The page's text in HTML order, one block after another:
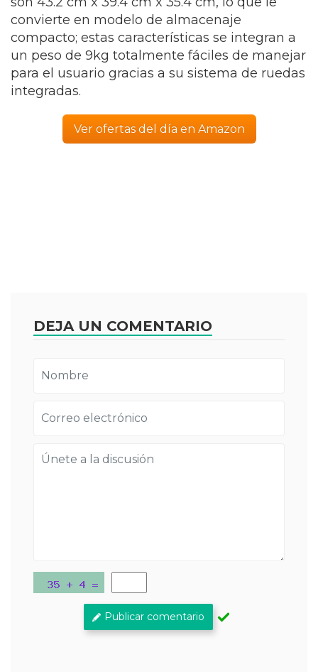
convierte en modelo de almacenaje
compacto; estas características se integran a
un peso de 9kg totalmente fáciles de manejar
para el usuario gracias a su sistema de ruedas
integradas.
Ver ofertas del día en Amazon
DEJA UN COMENTARIO
Publicar comentario